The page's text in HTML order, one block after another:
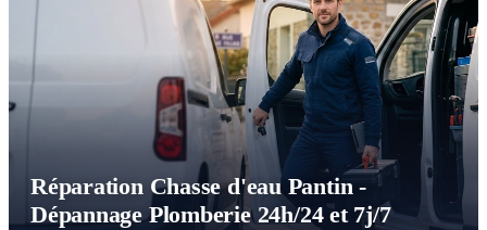
Réparation Chasse d'eau Pantin -
Dépannage Plomberie 24h/24 et 7j/7